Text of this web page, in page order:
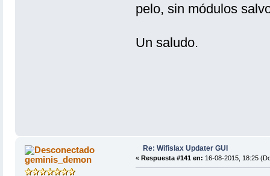
pelo, sin módulos
Un saludo.
geminis_demon
Re: Wifislax Updater GUI
« Respuesta #141 en: 16-08-2015, 18:25